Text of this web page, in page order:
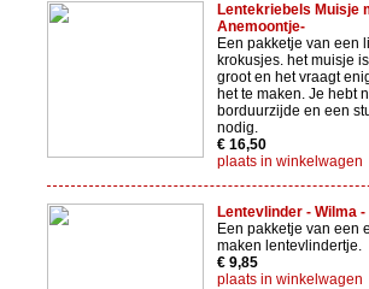
Lentekriebels Muisje
Anemoontje-
Een pakketje van een
krokusjes. het muisje
groot en het vraagt
het te maken. Je hebt
borduurzijde en een
nodig.
€ 16,50
plaats in winkelwagen
Lentevlinder - Wilma -
Een pakketje van een
maken lentevlindertje.
€ 9,85
plaats in winkelwagen